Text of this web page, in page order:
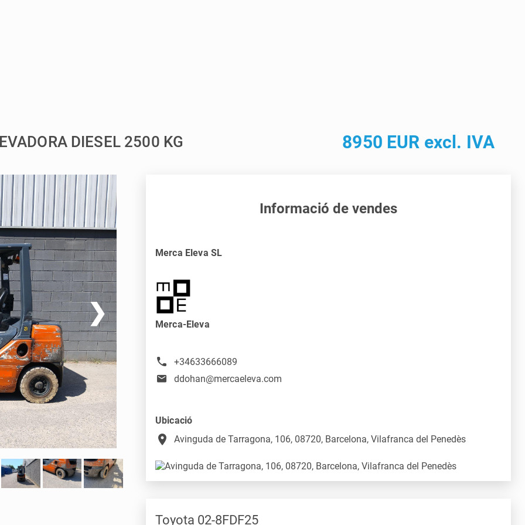
DIESEL 2500 KG 8950 EUR excl. IVA
❯
Informació de vendes
Merca Eleva SL
Merca-Eleva
+34633666089
ddohan@mercaeleva.com
Ubicació
place Avinguda de Tarragona, 106, 08720, Barcelona, Vilafranca del Penedès
Toyota 02-8FDF25